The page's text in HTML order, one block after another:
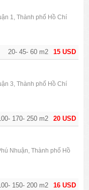
15 USD
20- 45- 60 m2
1, Thành phố Hồ Chí
20 USD
170- 250 m2
3, Thành phố Hồ Chí
16 USD
150- 200 m2
Nhuận, Thành phố Hồ